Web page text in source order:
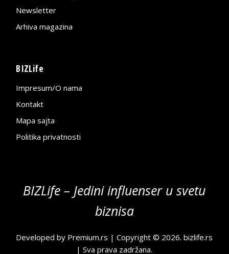
Newsletter
Arhiva magazina
BIZLife
Impresum/O nama
Kontakt
Mapa sajta
Politika privatnosti
BIZLife – Jedini influenser u svetu
biznisa
Developed by Premium.rs | Copyright © 2026.bizlife.rs
| Sva prava zadržana.